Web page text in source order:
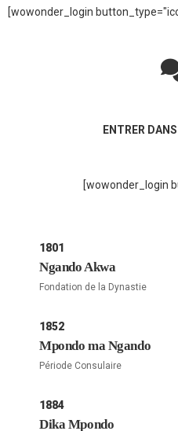
[wowonder_login
ENTRER
[wowonder_login
1801
Ngando Akwa
Fondation de la Dynastie
1852
Mpondo ma Ngando
Période Consulaire
1884
Dika Mpondo